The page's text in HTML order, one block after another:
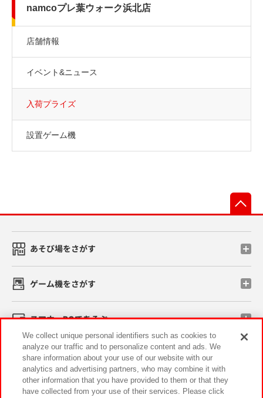
namcoプレ葉ウォーク浜北店
店舗情報
イベント&ニュース
入荷プライズ
設置ゲーム機
あそび場をさがす
ゲーム機をさがす
スマホ・PCであそぶ
イベント・キャンペーン
We collect unique personal identifiers such as cookies to
analyze our traffic and to personalize content and ads. We
share information about your use of our website with our
analytics and advertising partners, who may combine it with
other information that you have provided to them or that they
have collected from your use of their services. Please click